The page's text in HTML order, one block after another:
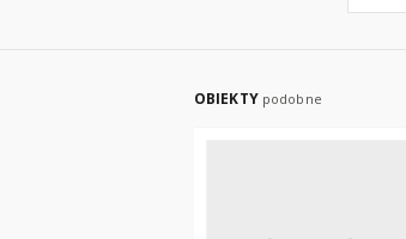
OBIEKTY podobne